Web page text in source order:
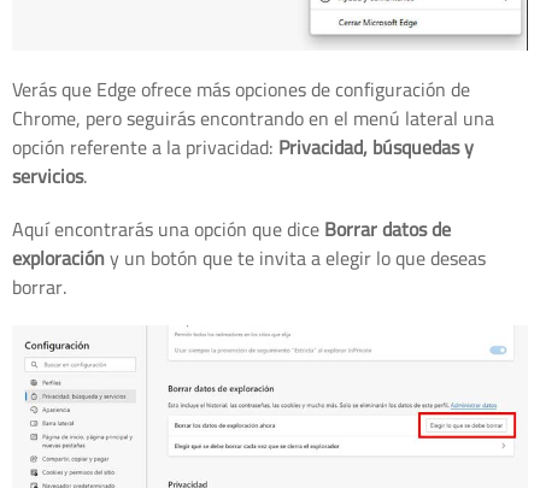
Verás que Edge ofrece más opciones de configuración de
Chrome, pero seguirás encontrando en el menú lateral una
opción referente a la privacidad: Privacidad, búsquedas y
servicios.
Aquí encontrarás una opción que diceBorrar datos de
exploracióny un botón que te invita a elegir lo que deseas
borrar.